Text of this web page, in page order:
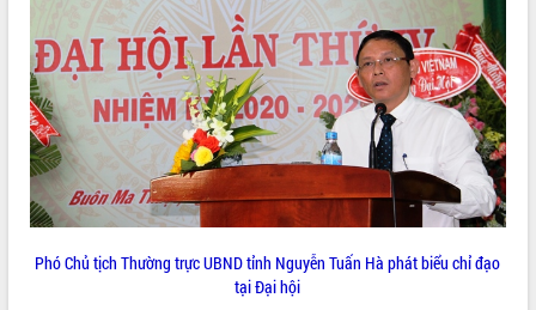
Thường trực HĐND tỉnh Đắk Lắk gặp
mặt Đoàn chuyên gia y tế TP. Hồ Chí
Minh
Lễ truy điệu và an táng hài cốt liệt sĩ
tại Nghĩa trang Liệt sĩ xã Sơn Hòa
Bàn giải pháp tháo gỡ khó khăn trong
xuất khẩu sầu riêng và triển khai quy
định EUDR
Thứ trưởng Bộ Nông nghiệp và Môi
vùng trồng và doanh nghiệp đóng gói
LIÊN KẾT WEB
THỐNG KÊ TRUY CẬP
Hôm nay: 27145
Tất cả: 66003287
Phó Chủ tịch Thường trực UBND tỉnh Nguyễn Tuấn Hà phát biểu chỉ đạo
tại Đại hội